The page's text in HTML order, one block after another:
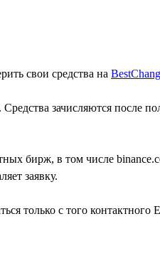
свои средства на
зачисляются после
бирж, в том числе
заявку.
только с того